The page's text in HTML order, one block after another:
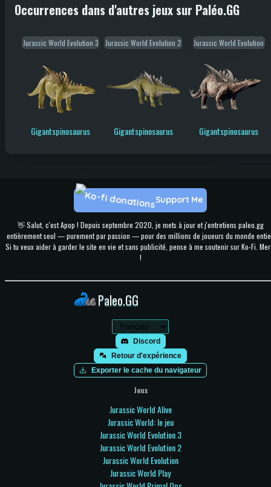
Occurrences dans d'autres jeux sur Paléo.GG
Jurassic World Evolution 3
Gigantspinosaurus
Jurassic World Evolution 2
Gigantspinosaurus
Jurassic World Evolution
Gigantspinosaurus
👋 Salut, c'est Apop ! Depuis septembre 2020, je mets à jour et j'entretiens paleo.gg
entièrement seul — purement par passion — pour des millions de joueurs du monde
Si tu veux aider à garder le site en vie et sans publicité, pense à me soutenir sur Ko-Fi.
!
Support Me
Paleo.GG
Discord
Retour d'expérience
Exporter le cache du navigateur
Jeux
Jurassic World Alive
Jurassic World: le jeu
Jurassic World Evolution 3
Jurassic World Evolution 2
Jurassic World Evolution
Jurassic World Play